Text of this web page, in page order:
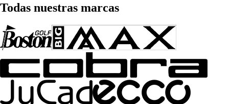
Todas nuestras marcas